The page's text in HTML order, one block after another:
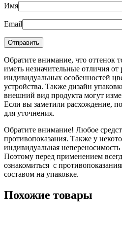
Имя
Email
Обратите внимание, что оттенок
иметь незначительные отличия от
индивидуальных особенностей
устройства. Также дизайн
внешний вид продукта могут
Если вы заметили расхождение,
для уточнения.
Обратите внимание! Любое
противопоказания. Также у
индивидуальная
Поэтому перед применением
ознакомиться с
составом на упаковке.
Похожие товары